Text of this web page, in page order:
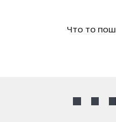
Что то